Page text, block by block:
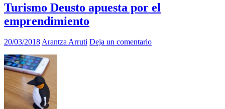
Turismo Deusto apuesta por el
emprendimiento
20/03/2018Arantza Arruti Deja un comentario